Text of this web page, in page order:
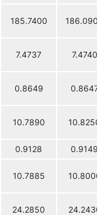
185.7400 186.0900
7.4737 7.4740
0.8649 0.8647
10.7890 10.8250
0.9128 0.9149
10.7885 10.8000
24.2850 24.2430